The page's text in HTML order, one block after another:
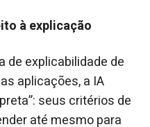
à explicação
de explicabilidade de
aplicações, a IA
seus critérios de
até mesmo para